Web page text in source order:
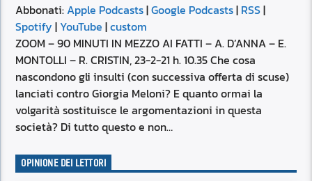
YouTube
RSS FEED
LINK
EMBED
Abbonati:Apple Podcasts|Google Podcasts| RSS|
Spotify | YouTube |custom
ZOOM – 90 MINUTI IN MEZZO AI FATTI – A. D’ANNA – E.
MONTOLLI – R. CRISTIN, 23-2-21 h. 10.35 Che cosa
nascondono gli insulti (con successiva offerta di scuse)
lanciati contro Giorgia Meloni? E quanto ormai la
volgarità sostituisce le argomentazioni in questa
società? Di tutto questo e non…
OPINIONE DEI LETTORI